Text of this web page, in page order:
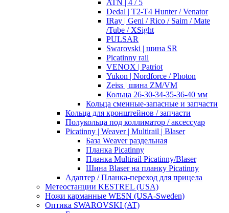
ATN | 4 / 5
Dedal | T2-T4 Hunter / Venator
IRay | Geni / Rico / Saim / Mate
/Tube / XSight
PULSAR
Swarovski | шина SR
Picatinny rail
VENOX | Patriot
Yukon | Nordforce / Photon
Zeiss | шина ZM/VM
Кольца 26-30-34-35-36-40 мм
Кольца сменные-запасные и запчасти
Кольца для кронштейнов / запчасти
Полукольца под коллиматор / аксессуар
Picatinny | Weaver | Multirail | Blaser
База Weaver раздельная
Планка Picatinny
Планка Multirail Picatinny/Blaser
Шина Blaser на планку Picatinny
Адаптер / Планка-переход для прицела
Метеостанции KESTREL (USA)
Ножи карманные WESN (USA-Sweden)
Оптика SWAROVSKI (AT)